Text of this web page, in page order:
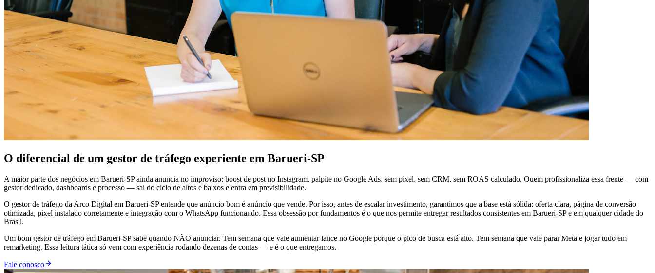
O diferencial de um gestor de tráfego experiente em Barueri-SP
A maior parte dos negócios em Barueri-SP ainda anuncia no improviso: boost de post no Instagram, palpite no Google Ads, sem pixel, sem CRM, sem ROAS calculado. Quem profissionaliza essa frente — com
gestor dedicado, dashboards e processo — sai do ciclo de altos e baixos e entra em previsibilidade.
O gestor de tráfego da Arco Digital em Barueri-SP entende que anúncio bom é anúncio que vende. Por isso, antes de escalar investimento, garantimos que a base está sólida: oferta clara, página de conversão
otimizada, pixel instalado corretamente e integração com o WhatsApp funcionando. Essa obsessão por fundamentos é o que nos permite entregar resultados consistentes em Barueri-SP e em qualquer cidade do
Brasil.
Um bom gestor de tráfego em Barueri-SP sabe quando NÃO anunciar. Tem semana que vale aumentar lance no Google porque o pico de busca está alto. Tem semana que vale parar Meta e jogar tudo em
remarketing. Essa leitura tática só vem com experiência rodando dezenas de contas — e é o que entregamos.
Fale conosco